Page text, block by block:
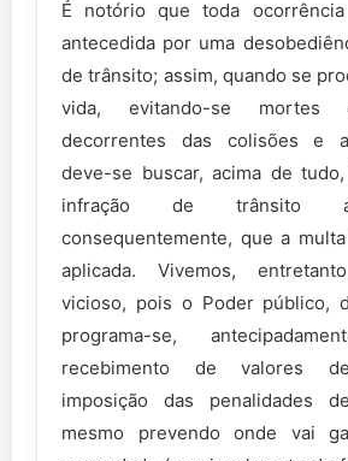
É notório que toda
antecedida por uma
de trânsito; assim, quando se
vida, evitando-se mortes
decorrentes das colisões e
deve-se buscar, acima de tudo,
infração de trânsito
consequentemente, que a
aplicada. Vivemos,
vicioso, pois o Poder público,
programa-se,
recebimento de valores
imposição das penalidades
mesmo prevendo onde vai